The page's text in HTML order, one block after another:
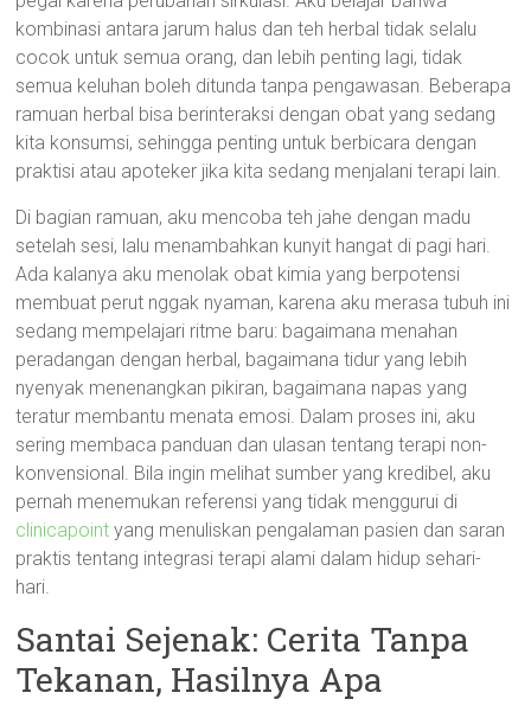
kombinasi antara jarum halus dan teh herbal tidak selalu
cocok untuk semua orang, dan lebih penting lagi, tidak
semua keluhan boleh ditunda tanpa pengawasan. Beberapa
ramuan herbal bisa berinteraksi dengan obat yang sedang
kita konsumsi, sehingga penting untuk berbicara dengan
praktisi atau apoteker jika kita sedang menjalani terapi lain.
Di bagian ramuan, aku mencoba teh jahe dengan madu
setelah sesi, lalu menambahkan kunyit hangat di pagi hari.
Ada kalanya aku menolak obat kimia yang berpotensi
membuat perut nggak nyaman, karena aku merasa tubuh ini
sedang mempelajari ritme baru: bagaimana menahan
peradangan dengan herbal, bagaimana tidur yang lebih
nyenyak menenangkan pikiran, bagaimana napas yang
teratur membantu menata emosi. Dalam proses ini, aku
sering membaca panduan dan ulasan tentang terapi non-
konvensional. Bila ingin melihat sumber yang kredibel, aku
pernah menemukan referensi yang tidak menggurui di
clinicapoint yang menuliskan pengalaman pasien dan saran
praktis tentang integrasi terapi alami dalam hidup sehari-
hari.
Santai Sejenak: Cerita Tanpa
Tekanan, Hasilnya Apa